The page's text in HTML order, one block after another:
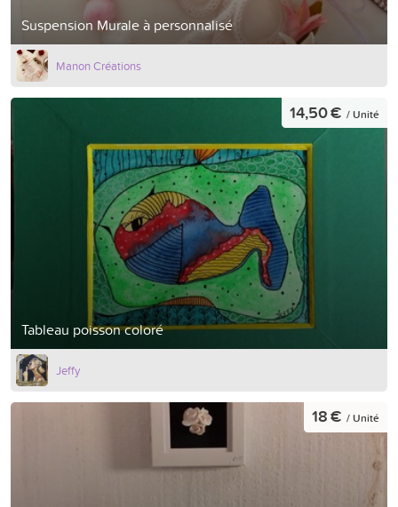
Suspension Murale à personnalisé
Manon Créations
Tableau poisson coloré
14,50 € / Unité
Jeffy
18 € / Unité